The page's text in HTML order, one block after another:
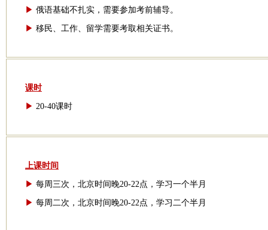
▶ 俄语基础不扎实，需要参加考前辅导。
▶ 移民、工作、留学需要考取相关证书。
课时
▶ 20-40课时
上课时间
▶ 每周三次，北京时间晚20-22点，学习一个半月
▶ 每周二次，北京时间晚20-22点，学习二个半月